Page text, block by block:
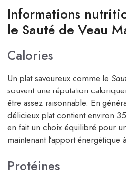
Informations
le Sauté de Veau
Calories
Un plat savoureux comme le
souvent une réputation
être assez raisonnable. En
délicieux plat contient environ
en fait un choix équilibré pour
maintenant l’apport énergétique
Protéines